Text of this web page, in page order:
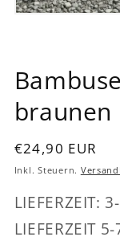
braunen
Normaler
Preis
€24,90 EUR
Inkl. Steuern.
LIEFERZEIT:
LIEFERZEIT